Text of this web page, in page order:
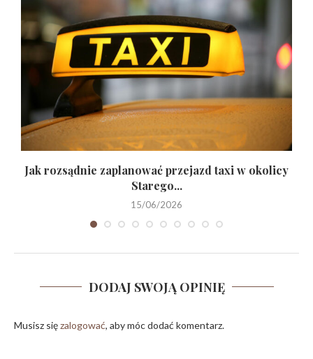
Jak rozsądnie zaplanować przejazd taxi w okolicy
Starego...
15/06/2026
DODAJ SWOJĄ OPINIĘ
Musisz sięzalogować, aby móc dodać komentarz.